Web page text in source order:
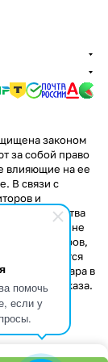
помочь
если у
законом
за собой право
влияющие на ее
В связи с
и
свойства
могут не
товаров,
данного товара в
заказа.